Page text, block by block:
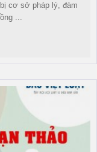
cơ sở pháp lý, đàm
...